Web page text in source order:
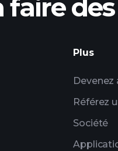
les bénéfices de
faire
Plus
Devenez
Référez
Société